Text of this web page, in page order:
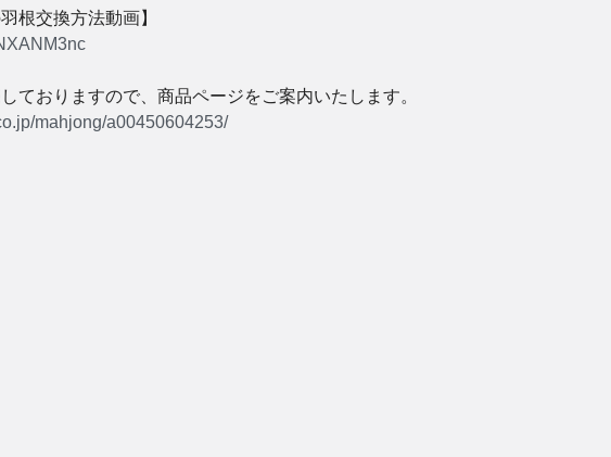
根交換方法動画】
ておりますので、商品ページをご案内いたします。
mahjong/a00450604253/